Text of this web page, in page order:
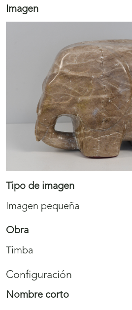
Imagen
Tipo de imagen
Imagen pequeña
Obra
Timba
Configuración
Nombre corto